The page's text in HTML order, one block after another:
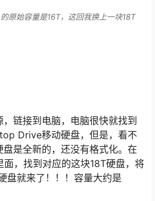
原始容量是16T，这回我换上一块18T
链接到电脑，电脑很快就找到
Drive移动硬盘，但是，看不
是全新的，还没有格式化。在
面，找到对应的这块18T硬盘，将
盘就来了！！！容量大约是